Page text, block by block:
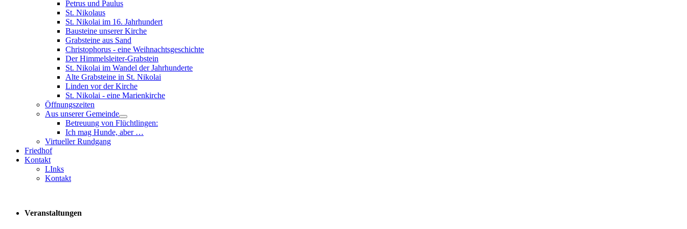
Petrus und Paulus
St. Nikolaus
St. Nikolai im 16. Jahrhundert
Bausteine unserer Kirche
Grabsteine aus Sand
Christophorus - eine Weihnachtsgeschichte
Der Himmelsleiter-Grabstein
St. Nikolai im Wandel der Jahrhunderte
Alte Grabsteine in St. Nikolai
Linden vor der Kirche
St. Nikolai - eine Marienkirche
Öffnungszeiten
Aus unserer Gemeinde
Betreuung von Flüchtlingen:
Ich mag Hunde, aber …
Virtueller Rundgang
Friedhof
Kontakt
LInks
Kontakt
Veranstaltungen